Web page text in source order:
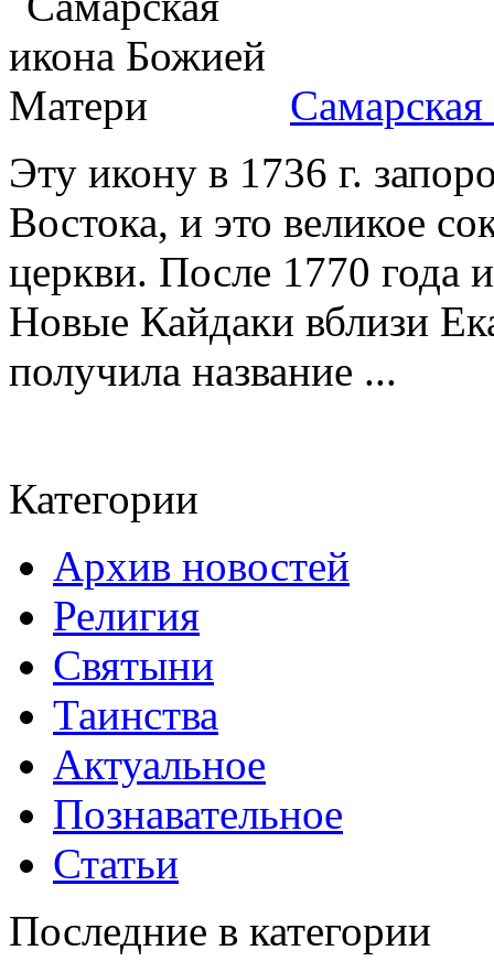
Эту икону в 1736 г.
Востока, и это великое
церкви. После 1770 года
Новые Кайдаки вблизи
получила название ...
Категории
Архив новостей
Религия
Святыни
Таинства
Актуальное
Познавательное
Статьи
Последние в категории